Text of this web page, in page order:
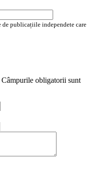
publicațiile independete care
Câmpurile obligatorii sunt